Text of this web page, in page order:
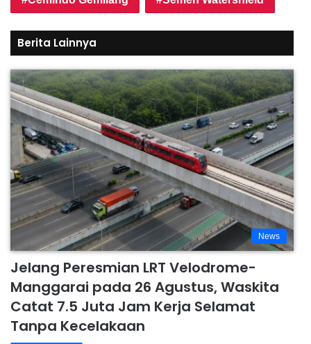
Berita Lainnya
News
Jelang Peresmian LRT Velodrome-
Manggarai pada 26 Agustus, Waskita
Catat 7.5 Juta Jam Kerja Selamat
Tanpa Kecelakaan